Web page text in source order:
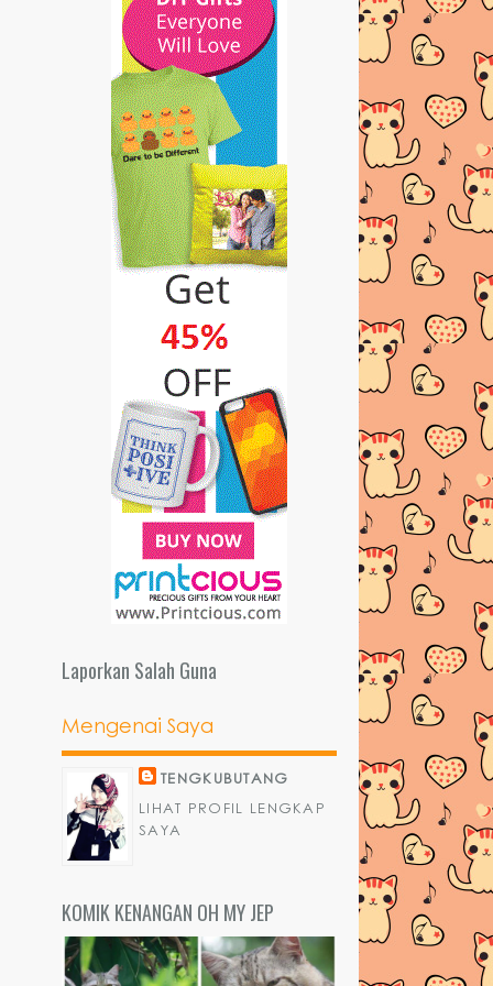
Kucing seludup telefon bimbit
untuk dibawa masuk k...
DIARI CHERRY
Mac(1)
Februari(12)
Januari(8)
Laporkan Salah Guna
Mengenai Saya
TENGKUBUTANG
LIHAT PROFIL LENGKAP
SAYA
KOMIK KENANGAN OH MY JEP